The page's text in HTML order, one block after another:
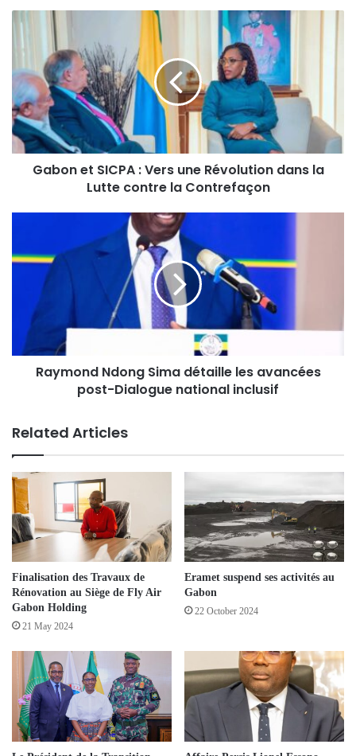
Gabon et SICPA : Vers une Révolution dans la
Lutte contre la Contrefaçon
Raymond Ndong Sima détaille les avancées
post-Dialogue national inclusif
Related Articles
Finalisation des Travaux de
Rénovation au Siège de Fly Air
Gabon Holding
21 May 2024
Eramet suspend ses activités au
Gabon
22 October 2024